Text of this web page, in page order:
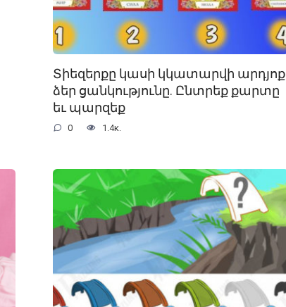
Տիեզերքը կասի կկատարվի արդյոք
ձեր ցանկությունը. Ընտրեք քարտը
եւ պարզեք
0 1.4к.